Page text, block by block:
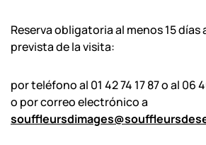
Reserva obligatoria al menos 15 días
prevista de la visita:
por teléfono al 01 42 74 17 87 o al 06
o por correo electrónico a